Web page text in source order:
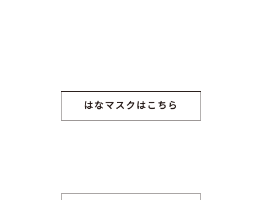
はなマスクはこちら